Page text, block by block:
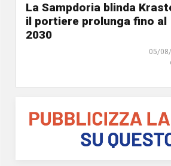
La Sampdoria blinda
il portiere prolunga fino al
2030
05/